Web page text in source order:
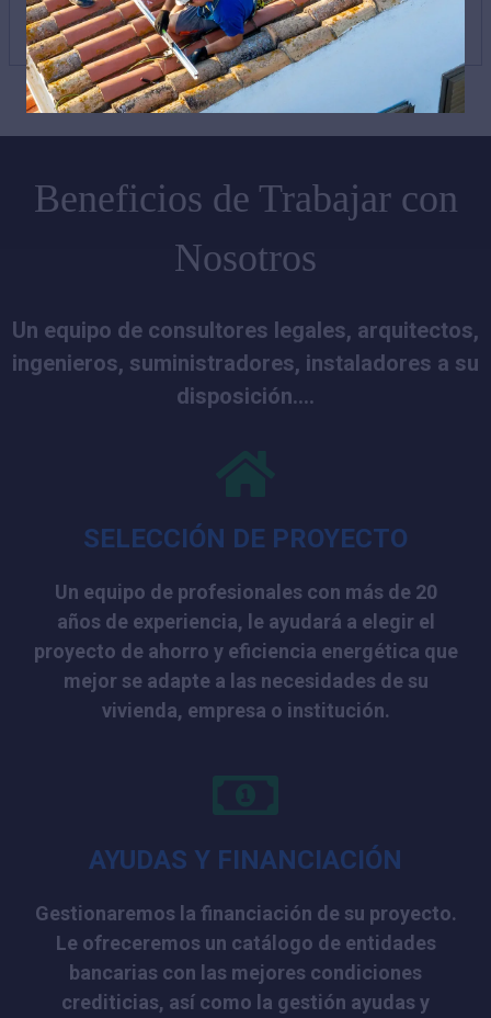
Porcentaje 100% VER AYUDA
Beneficios de Trabajar con
Nosotros
Un equipo de consultores legales, arquitectos,
ingenieros, suministradores, instaladores a su
disposición....
SELECCIÓN DE PROYECTO
Un equipo de profesionales con más de 20
años de experiencia, le ayudará a elegir el
proyecto de ahorro y eficiencia energética que
mejor se adapte a las necesidades de su
vivienda, empresa o institución.
AYUDAS Y FINANCIACIÓN
Gestionaremos la financiación de su proyecto.
Le ofreceremos un catálogo de entidades
bancarias con las mejores condiciones
crediticias, así como la gestión ayudas y